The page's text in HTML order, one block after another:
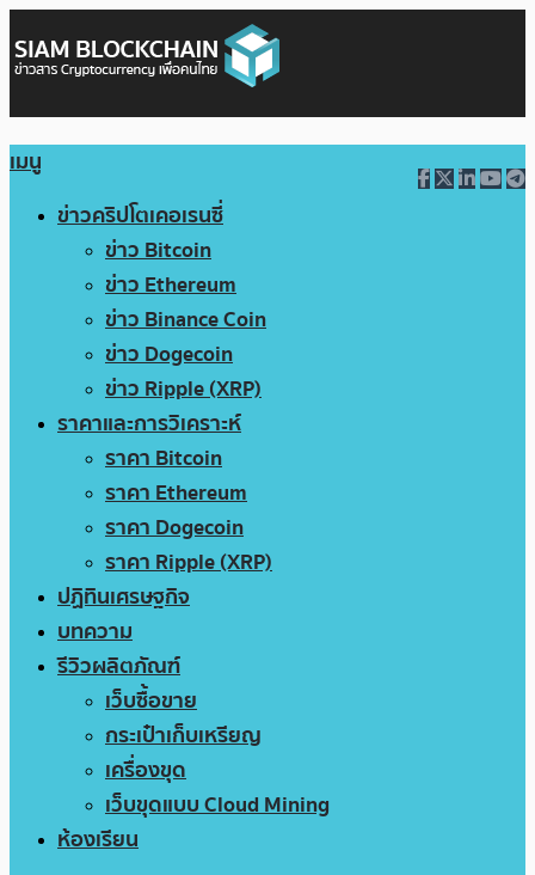
เมนู
ข่าวคริปโตเคอเรนซี่
ข่าว Bitcoin
ข่าว Ethereum
ข่าว Binance Coin
ข่าว Dogecoin
ข่าว Ripple (XRP)
ราคาและการวิเคราะห์
ราคา Bitcoin
ราคา Ethereum
ราคา Dogecoin
ราคา Ripple (XRP)
ปฏิทินเศรษฐกิจ
บทความ
รีวิวผลิตภัณฑ์
เว็บซื้อขาย
กระเป๋าเก็บเหรียญ
เครื่องขุด
เว็บขุดแบบ Cloud Mining
ห้องเรียน